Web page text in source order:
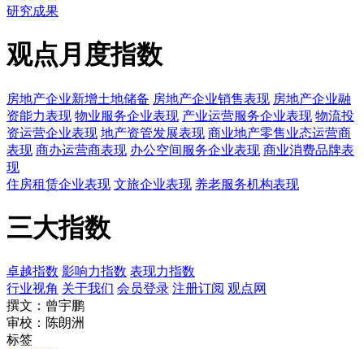
研究成果
观点月度指数
房地产企业新增土地储备 房地产企业销售表现 房地产企业融
资能力表现 物业服务企业表现 产业运营服务企业表现 物流投
资运营企业表现 地产资管发展表现 商业地产零售业态运营商
表现 商办运营商表现 办公空间服务企业表现 商业消费品牌表
现
住房租赁企业表现 文旅企业表现 养老服务机构表现
三大指数
卓越指数 影响力指数 表现力指数
行业视角 关于我们 会员登录 注册订阅 观点网
撰文：曾宇鹏
审校：陈朗洲
标签